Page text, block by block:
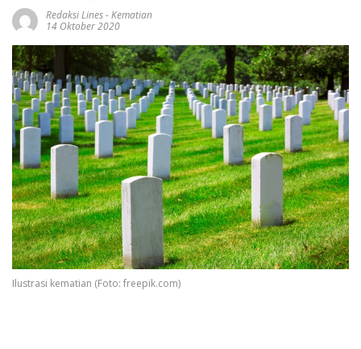
Redaksi Lines-Kematian
14 Oktober 2020
Ilustrasi kematian (Foto: freepik.com)